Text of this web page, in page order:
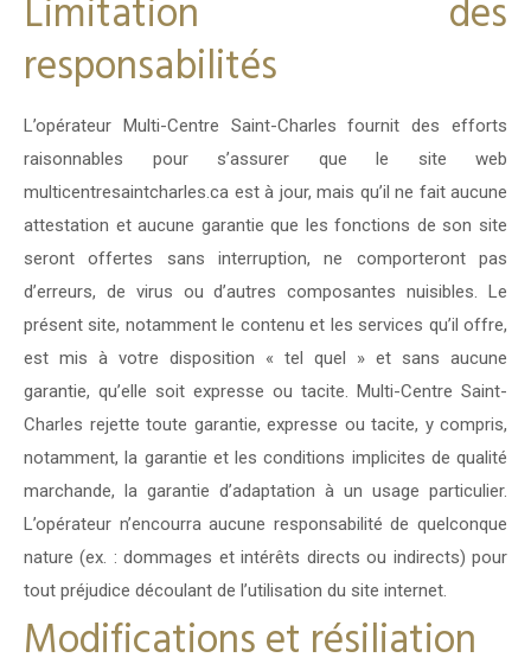
Limitation des
responsabilités
L’opérateur Multi-Centre Saint-Charles fournit des efforts
raisonnables pour s’assurer que le site web
multicentresaintcharles.ca est à jour, mais qu’il ne fait aucune
attestation et aucune garantie que les fonctions de son site
seront offertes sans interruption, ne comporteront pas
d’erreurs, de virus ou d’autres composantes nuisibles. Le
présent site, notamment le contenu et les services qu’il offre,
est mis à votre disposition « tel quel » et sans aucune
garantie, qu’elle soit expresse ou tacite. Multi-Centre Saint-
Charles rejette toute garantie, expresse ou tacite, y compris,
notamment, la garantie et les conditions implicites de qualité
marchande, la garantie d’adaptation à un usage particulier.
L’opérateur n’encourra aucune responsabilité de quelconque
nature (ex. : dommages et intérêts directs ou indirects) pour
tout préjudice découlant de l’utilisation du site internet.
Modifications et résiliation